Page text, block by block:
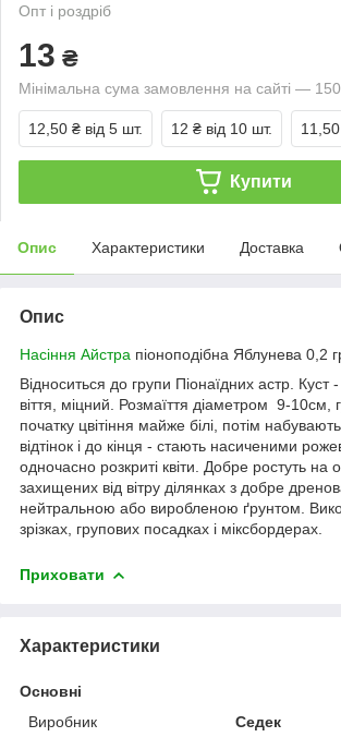
Опт і роздріб
13 ₴
Мінімальна сума замовлення на сайті —
12,50 ₴ від 5 шт. 12 ₴ від 10 шт.
Купити
Опис Характеристики Доставка
Опис
Насіння Айстра піоноподібна Яблунева 0,2
Відноситься до групи Піонаїдних астр. Куст
віття, міцний. Розмаїття діаметром 9-10см,
початку цвітіння майже білі, потім
відтінок і до кінця - стають насиченими
одночасно розкриті квіти. Добре ростуть на
захищених від вітру ділянках з добре
нейтральною або виробленою ґрунтом.
зрізках, групових посадках і міксбордерах.
Приховати
Характеристики
Основні
Виробник
Седек